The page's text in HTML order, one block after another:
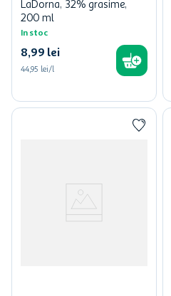
LaDorna, 32% grasime,
200 ml
In stoc
8,99 lei
44,95 lei/l